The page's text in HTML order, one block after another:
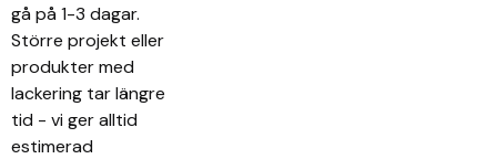
gå på 1-3 dagar.
Större projekt eller
produkter med
lackering tar längre
tid - vi ger alltid
estimerad